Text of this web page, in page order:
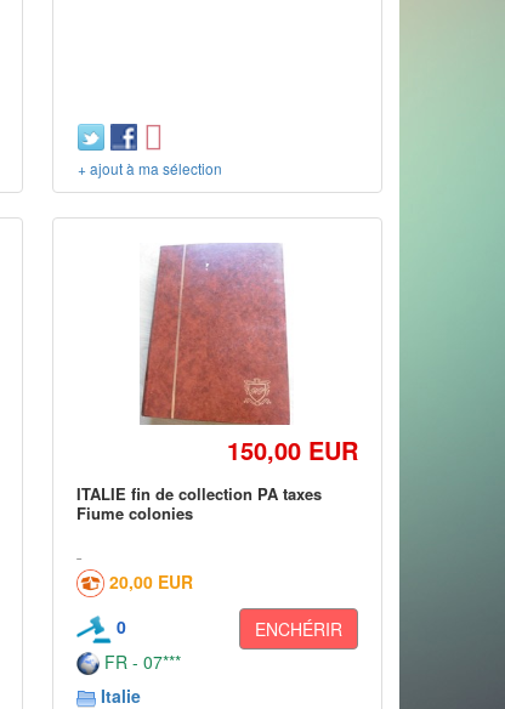
+ ajout à ma sélection
150,00 EUR
ITALIE fin de collection PA taxes
Fiume colonies
20,00 EUR
0
ENCHÉRIR
FR - 07***
Italie